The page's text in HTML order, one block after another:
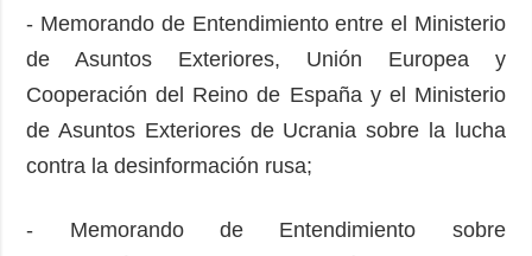
- Memorando de Entendimiento entre el Ministerio
de Asuntos Exteriores, Unión Europea y
Cooperación del Reino de España y el Ministerio
de Asuntos Exteriores de Ucrania sobre la lucha
contra la desinformación rusa;
- Memorando de Entendimiento sobre